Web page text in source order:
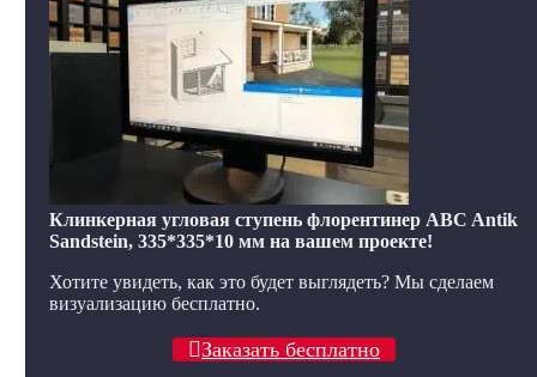
Клинкерная угловая ступень флорентинер ABC Antik
Sandstein, 335*335*10 мм на вашем проекте!
Хотите увидеть, как это будет выглядеть? Мы сделаем
визуализацию бесплатно.
Заказать бесплатно